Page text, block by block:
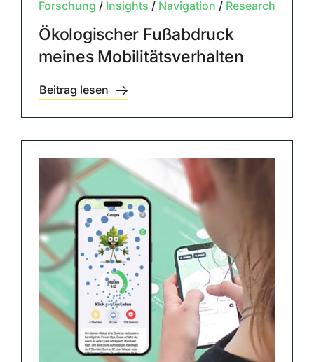
Forschung / Insights / Navigation / Research
Ökologischer Fußabdruck
meines Mobilitätsverhalten
Beitrag lesen